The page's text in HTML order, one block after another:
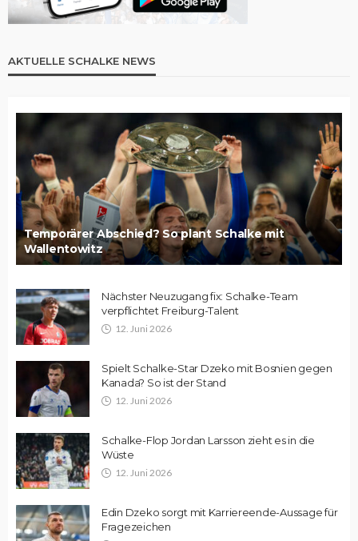
AKTUELLE SCHALKE NEWS
Temporärer Abschied? So plant Schalke mit
Wallentowitz
Nächster Neuzugang fix: Schalke-Team
verpflichtet Freiburg-Talent
12. Juni 2026
Spielt Schalke-Star Dzeko mit Bosnien gegen
Kanada? So ist der Stand
12. Juni 2026
Schalke-Flop Jordan Larsson zieht es in die
Wüste
12. Juni 2026
Edin Dzeko sorgt mit Karriereende-Aussage für
Fragezeichen